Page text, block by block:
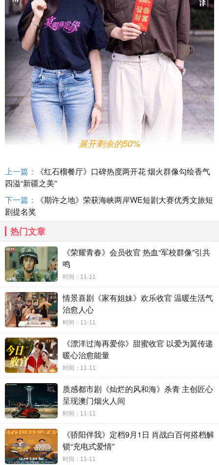
店”老板周承泽因手工美食结缘，在共同打造“簪花宴”的旅程中，从探
方向。簪花作为泉州蟳埔女的独特习俗，寄托着当地渔家人对幸福与
丰收的祈愿。该剧以“簪花宴”为线索，将饮食、情感与非物质文化遗
产交织，展现泉州青年在守护与创新传统中的成长轨迹，在传承与创
新中实现自我成长的故事。同时通过展现丰泽 蟳埔地域风貌与传统美
食文化，呈现中国非物质文化遗产在现代语境下的新表达，契合当下
文化自信与乡村振兴战略方向。
在当日的开机盛典上 ，省文化和旅游促进会常务副会长朱
华，省文化和旅游促进会常务副会长吴立官
任张鹏，省文化和旅游促进会秘书长郑金龙
剧管理处副处长王卫东，泉州市文化广电和旅游局副局长傅漪、
丰泽区委常委宣传部部长庄蓉梅。
梅
致辞， 对剧组送上美好祝福与期望
人情、生活美学以及市井长巷的烟火气息，让更多人看到丰泽的
美景、连接丰泽的文化、感受丰泽的魅力。”
中表示，泉州丰泽深厚的文化底蕴与美食魅力，为剧作提供了丰
富灵感；从前期调研、剧本打磨到主创团队组建，全程秉持匠心与
文化传承理念，力求通过镜头呈现泉州的人文之美与美食风情。他同
时指出，在各级支持与团队努力下，本项目有望成为兼具温度与深度
展开剩余的50%
上一篇：
《红石榴餐厅》口碑热度两开花 烟火群像勾绘香气
四溢“新疆之美”
下一篇：
《期许之地》荣获海峡两岸WE短剧大赛优秀文旅短
剧提名奖
热门文章
《荣耀青春》会员收官 热血“军校群像”引共
鸣
时间：11-11
情景喜剧《家有姐妹》欢乐收官 温暖生活气
治愈人心
时间：11-11
《漂洋过海再爱你》甜蜜收官 以爱为翼传递
暖心治愈能量
时间：11-11
质感都市剧《灿烂的风和海》杀青 主创匠心
呈现澳门烟火人间
时间：11-11
《骄阳伴我》定档9月1日 肖战白百何搭档解
锁“充电式爱情”
时间：11-11